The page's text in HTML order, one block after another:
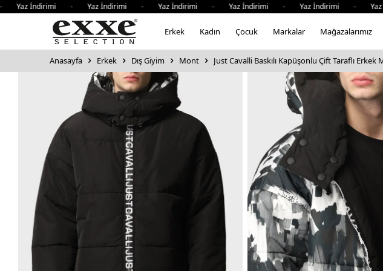
İndirimi - Yaz İndirimi - Yaz İndirimi - Yaz İndirimi - Yaz İndirimi -
Erkek Kadın Çocuk Markalar Mağazalarımız
Anasayfa Erkek Dış Giyim Mont Just Cavalli Baskılı Kapüşonlu Çift Taraflı Erkek